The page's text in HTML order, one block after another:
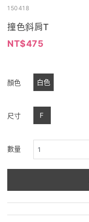
150418
撞色斜肩T
475
顏色 白色
尺寸 F
數量